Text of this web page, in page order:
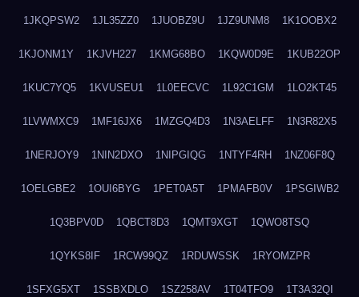
1JKQPSW2 1JL35ZZ0 1JUOBZ9U 1JZ9UNM8 1K1OOBX2
1KJONM1Y 1KJVH227 1KMG68BO 1KQW0D9E 1KUB22OP
1KUC7YQ5 1KVUSEU1 1L0EECVC 1L92C1GM 1LO2KT45
1LVWMXC9 1MF16JX6 1MZGQ4D3 1N3AELFF 1N3R82X5
1NERJOY9 1NIN2DXO 1NIPGIQG 1NTYF4RH 1NZ06F8Q
1OELGBE2 1OUI6BYG 1PET0A5T 1PMAFB0V 1PSGIWB2
1Q3BPV0D 1QBCT8D3 1QMT9XGT 1QWO8TSQ
1QYKS8IF 1RCW99QZ 1RDUWSSK 1RYOMZPR
1SFXG5XT 1SSBXDLO 1SZ258AV 1T04TFO9 1T3A32QI